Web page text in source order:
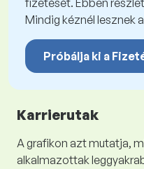
fizetését. Ebben
Mindig kéznél lesznek
Próbálja ki a
Karrierutak
A grafikon azt mutatja,
alkalmazottak